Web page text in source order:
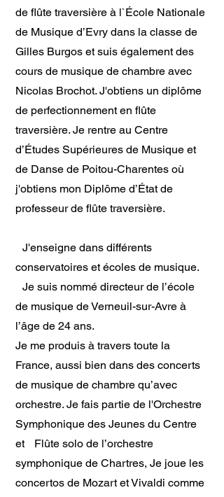
de flûte traversière à l`École Nationale
de Musique d’Evry dans la classe de
Gilles Burgos et suis également des
cours de musique de chambre avec
Nicolas Brochot. J'obtiens un diplôme
de perfectionnement en flûte
traversière. Je rentre au Centre
d’Études Supérieures de Musique et
de Danse de Poitou-Charentes où
j'obtiens mon Diplôme d’État de
professeur de flûte traversière.
J'enseigne dans différents
conservatoires et écoles de musique.
Je suis nommé directeur de l’école
de musique de Verneuil-sur-Avre à
l’âge de 24 ans.
Je me produis à travers toute la
France, aussi bien dans des concerts
de musique de chambre qu’avec
orchestre. Je fais partie de l'Orchestre
Symphonique des Jeunes du Centre
et Flûte solo de l’orchestre
symphonique de Chartres, Je joue les
concertos de Mozart et Vivaldi comme